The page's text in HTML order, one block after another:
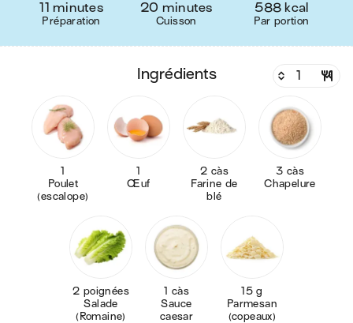
11 minutes
Préparation
20 minutes
Cuisson
588 kcal
Par portion
ingrédients
1
Poulet
(escalope)
1
Œuf
2 càs
Farine de
blé
3 càs
Chapelure
2 poignées
Salade
(Romaine)
1 càs
Sauce
caesar
15 g
Parmesan
(copeaux)